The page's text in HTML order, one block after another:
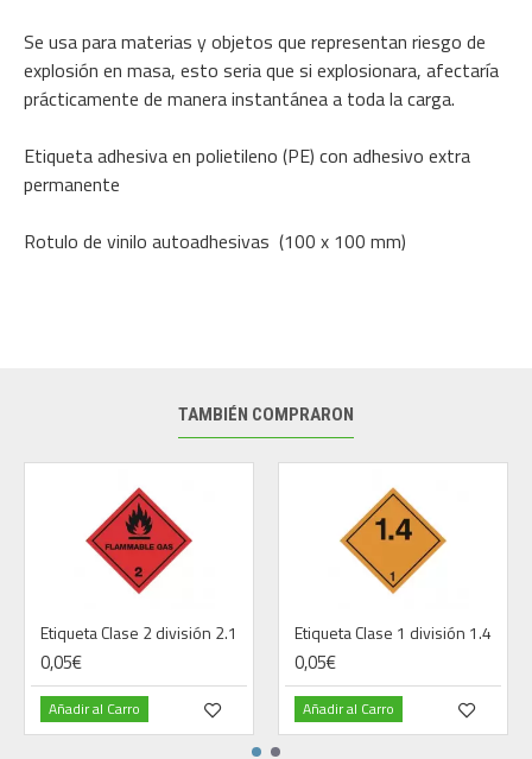
Se usa para materias y objetos que representan riesgo de
explosión en masa, esto seria que si explosionara, afectaría
prácticamente de manera instantánea a toda la carga.
Etiqueta adhesiva en polietileno (PE) con adhesivo extra
permanente
Rotulo de vinilo autoadhesivas (100 x 100 mm)
TAMBIÉN COMPRARON
Etiqueta Clase 2 división 2.1
0,05€
Añadir al Carro
Etiqueta Clase 1 división 1.4
0,05€
Añadir al Carro